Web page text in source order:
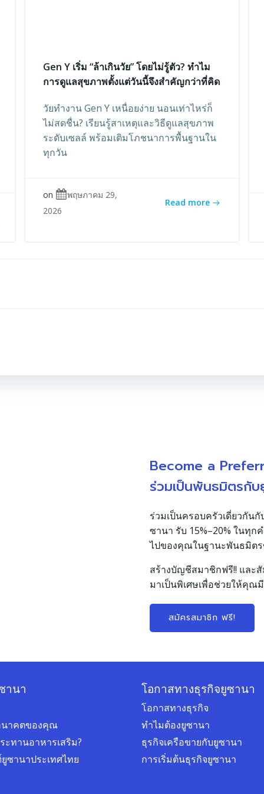
Gen Y เริ่ม “ล้าเกินวัย” โดยไม่รู้ตัว? ทำไม
การดูแลสุขภาพตั้งแต่วันนี้จึงสำคัญกว่าที่คิด
วัยทำงาน Gen Y เหนื่อยง่าย นอนเท่าไหร่ก็
ไม่สดชื่น? เรียนรู้สาเหตุและวิธีดูแลสุขภาพ
ระดับเซลล์ พร้อมเติมโภชนาการพื้นฐานใน
ทุกวัน
on
พฤษภาคม 29,
2026
Read more
Become a
ร่วมเป็นพันธมิตรกับ
ร่วมเป็นครอบครัวเดี่ยวกัน
ซานา รับ 15%–20% ในทุก
ไปของคุณในฐานะพันธมิตร
สร้างบัญชีสมาชิกฟรี!! และ
มาเป็นพิเศษเพื่อช่วยให้คุ
สมัครสมาชิก ฟรี!
านา
นาคตของคุณ
ะทานอาหารเสริม?
านาประเทศไทย
โอกาสทางธุรกิจยูซานา
โอกาสทางธุรกิจ
ทำไมต้องยูซานา
ธุรกิจเครือขายกับยูซานา
การเริ่มต้นธุรกิจยูซานา